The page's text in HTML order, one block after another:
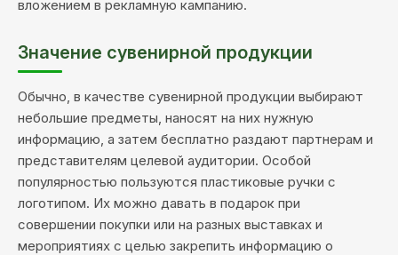
вложением в рекламную кампанию.
Значение сувенирной продукции
Обычно, в качестве сувенирной продукции выбирают
небольшие предметы, наносят на них нужную
информацию, а затем бесплатно раздают партнерам и
представителям целевой аудитории. Особой
популярностью пользуются пластиковые ручки с
логотипом. Их можно давать в подарок при
совершении покупки или на разных выставках и
мероприятиях с целью закрепить информацию о